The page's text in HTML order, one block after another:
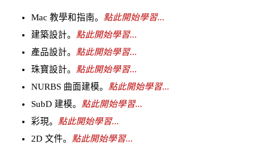
Mac 教學和指南。 點此開始學習...
建築設計。 點此開始學習...
產品設計。 點此開始學習...
珠寶設計。 點此開始學習...
NURBS 曲面建模。 點此開始學習...
SubD 建模。 點此開始學習...
彩現。 點此開始學習...
2D 文件。 點此開始學習...